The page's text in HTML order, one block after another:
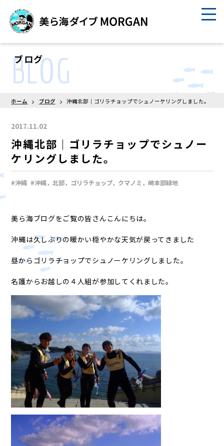
ブログ
BLOG
ホーム ブログ 沖縄北部｜ゴリラチョップでシュノーケリングしました。
2017.11.02
沖縄北部｜ゴリラチョップでシュノー
ケリングしました。
#沖縄 #沖縄，北部，ゴリラチョップ，クマノミ，崎本部緑地
美ら海ブログをご覧の皆さんこんにちは。
沖縄は久しぶりの暖かい穏やかな天気が戻ってきました
昼からゴリラチョップでシュノーケリングしました。
名護からお越しの４人組が参加してくれました。